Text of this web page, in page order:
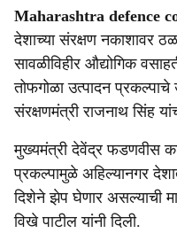
a
r
e
Maharashtra defence
देशाच्या संरक्षण नकाशावर
सावळीविहीर औद्योगिक
तोफगोळा उत्पादन प्रकल्पाचे
संरक्षणमंत्री राजनाथ सिंह
मुख्यमंत्री देवेंद्र फडणवीस
प्रकल्पामुळे अहिल्यानगर
दिशेने झेप घेणार असल्याची
विखे पाटील यांनी दिली.